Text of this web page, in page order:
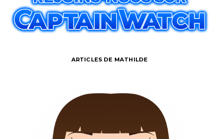
ARTICLES DE MATHILDE